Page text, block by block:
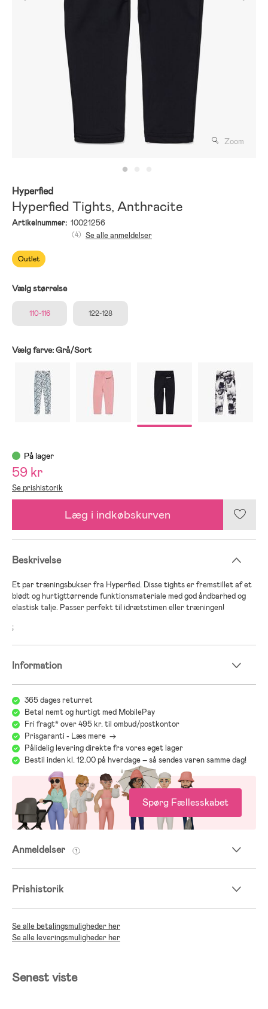
Zoom
Hyperfied
Hyperfied Tights, Anthracite
Artikelnummer: 10021256
Outlet
(4) Se alle anmeldelser
Vælg størrelse
110-116 122-128
Vælg farve:Grå/Sort
På lager
59 kr
Se prishistorik
Læg i indkøbskurven
Beskrivelse
Et par træningsbukser fra Hyperfied. Disse tights er fremstillet af et
blødt og hurtigttørrende funktionsmateriale med god åndbarhed og
elastisk talje. Passer perfekt til idrætstimen eller træningen!
;
Information
365 dages returret
Betal nemt og hurtigt med MobilePay
Fri fragt* over 495 kr. til ombud/postkontor
Prisgaranti - Læs mere ->
Pålidelig levering direkte fra vores eget lager
Bestil inden kl. 12.00 på hverdage – så sendes varen samme dag!
Spørg Fællesskabet
Anmeldelser
Prishistorik
Se alle betalingsmuligheder her
Se alle leveringsmuligheder her
Senest viste